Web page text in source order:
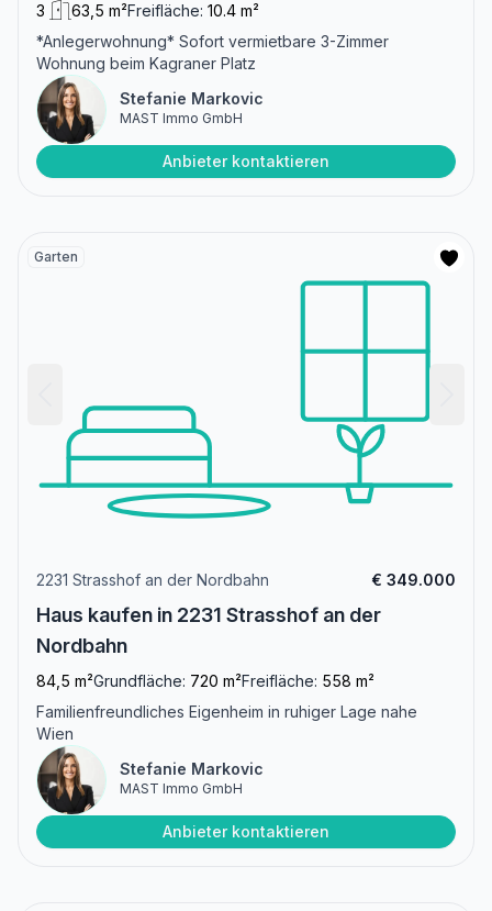
3 63,5 m²Freifläche: 10.4 m²
*Anlegerwohnung* Sofort vermietbare 3-Zimmer
Wohnung beim Kagraner Platz
Stefanie Markovic
MAST Immo GmbH
Anbieter kontaktieren
Garten
2231 Strasshof an der Nordbahn € 349.000
Haus kaufen in 2231 Strasshof an der
Nordbahn
84,5 m²Grundfläche: 720 m²Freifläche: 558 m²
Familienfreundliches Eigenheim in ruhiger Lage nahe
Wien
Stefanie Markovic
MAST Immo GmbH
Anbieter kontaktieren